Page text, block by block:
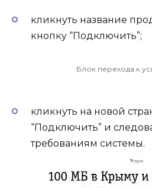
кликнуть название
кнопку “Подключить”;
Блок перехода к
кликнуть на новой
“Подключить” и
требованиям системы.